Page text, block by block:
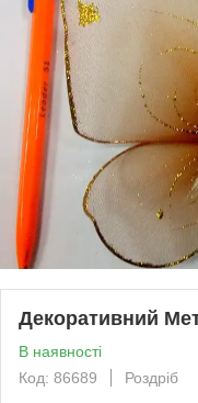
Декоративний
В наявності
Код: 86689
Роздріб